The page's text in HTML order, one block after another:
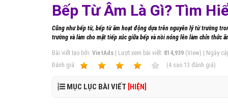
Bếp Từ Âm Là Gì? Tìm
Cũng như bếp từ, bếp từ âm hoạt động dựa trên nguyên lý từ trường
trường và làm cho mặt tiếp xúc giữa bếp và nồi nóng lên làm chín thức
Bài viết tạo bởi: VietAds | Lượt xem bài viết: 814,939 (View) | Ngày
Ðánh giá:
(4 sao 13 đánh giá)
MỤC LỤC BÀI VIẾT [HIỆN]